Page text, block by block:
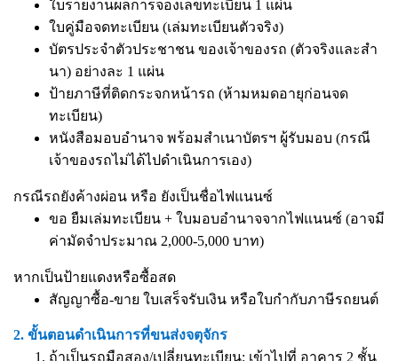
ใบรายงานผลการจองเลขทะเบียน 1 แผ่น
ใบคู่มือจดทะเบียน (เล่มทะเบียนตัวจริง)
บัตรประจำตัวประชาชน ของเจ้าของรถ (ตัวจริงและสำ
นา) อย่างละ 1 แผ่น
ป้ายภาษีที่ติดกระจกหน้ารถ (ห้ามหมดอายุก่อนจด
ทะเบียน)
หนังสือมอบอำนาจ พร้อมสำเนาบัตรฯ ผู้รับมอบ (กรณี
เจ้าของรถไม่ได้ไปดำเนินการเอง)
กรณีรถยังค้างผ่อน หรือ ยังเป็นชื่อไฟแนนซ์
ขอ ยืมเล่มทะเบียน + ใบมอบอำนาจจากไฟแนนซ์ (อาจมี
ค่ามัดจำประมาณ 2,000-5,000 บาท)
หากเป็นป้ายแดงหรือซื้อสด
สัญญาซื้อ-ขาย ใบเสร็จรับเงิน หรือใบกำกับภาษีรถยนต์
2. ขั้นตอนดำเนินการที่ขนส่งจตุจักร
ถ้าเป็นรถมือสอง/เปลี่ยนทะเบียน: เข้าไปที่ อาคาร 2 ชั้น